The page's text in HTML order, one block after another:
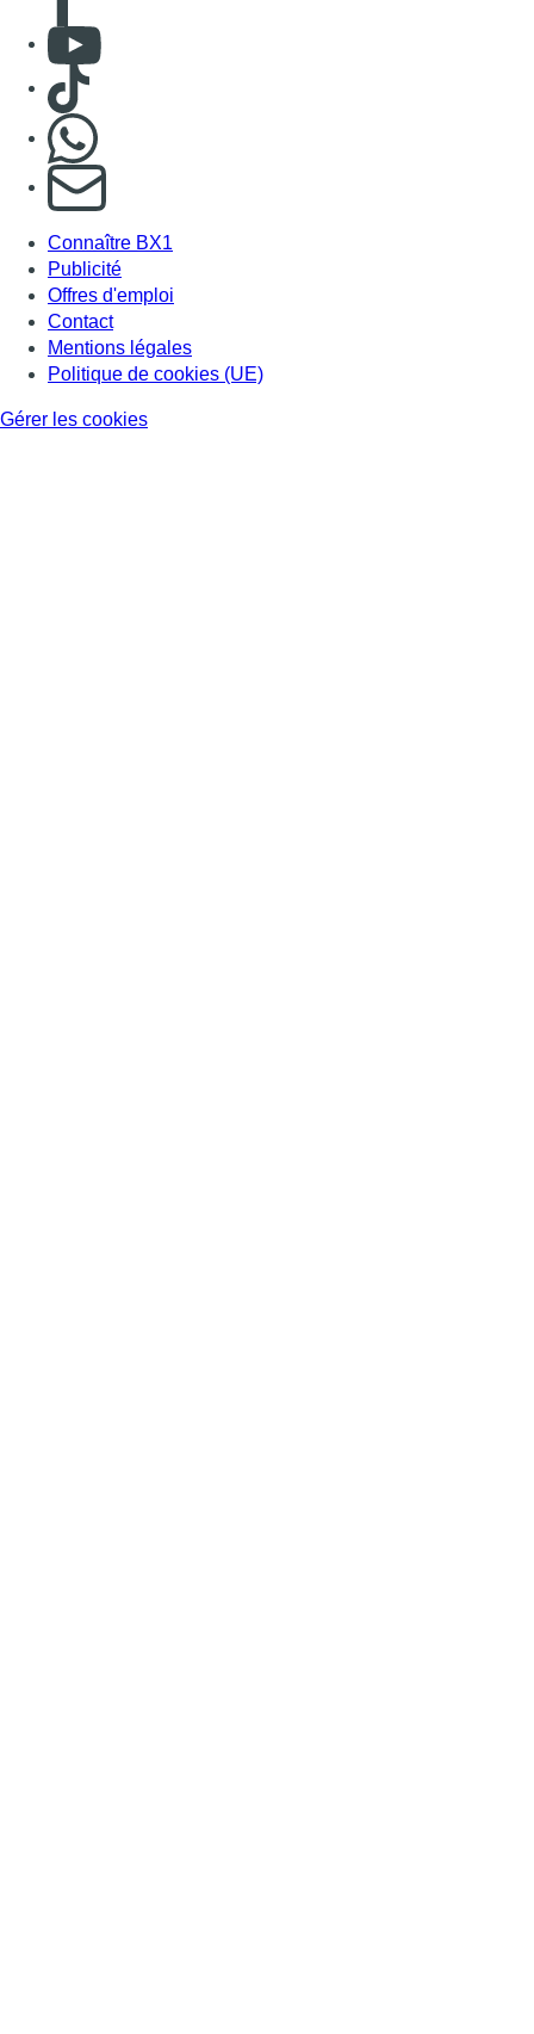
Consulter Youtube
Consulter TikTok
S'abonner à notre newsletter
Connaître BX1
Publicité
Offres d'emploi
Contact
Mentions légales
Politique de cookies (UE)
Gérer les cookies